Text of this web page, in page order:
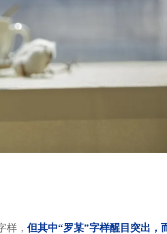
样， 但其中“罗某”字样醒目突出，